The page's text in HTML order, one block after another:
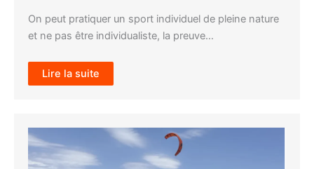
On peut pratiquer un sport individuel de pleine nature
et ne pas être individualiste, la preuve…
Lire la suite